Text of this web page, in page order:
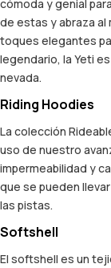
cómoda y genial
de estas y abraza al
toques elegantes
legendario, la Yeti
nevada.
Riding Hoodies
La colección
uso de nuestro
impermeabilidad y
que se pueden
las pistas.
Softshell
El softshell es un